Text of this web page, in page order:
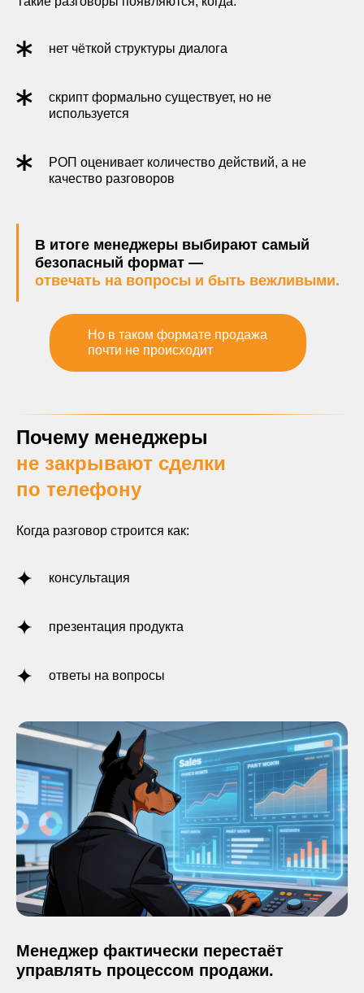
нет чёткой структуры диалога
скрипт формально существует, но не
используется
РОП оценивает количество действий, а не
качество разговоров
В итоге менеджеры выбирают самый
безопасный формат —
отвечать на вопросы и быть вежливыми.
Но в таком формате продажа
почти не происходит
Почему менеджеры
не закрывают сделки
по телефону
Когда разговор строится как:
консультация
презентация продукта
ответы на вопросы
Менеджер фактически перестаёт
управлять процессом продажи.